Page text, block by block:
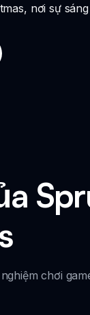
nơi sự
chơi